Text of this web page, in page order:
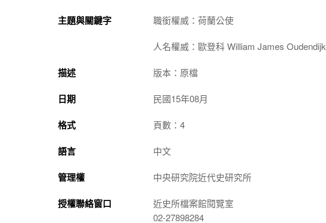
主題與關鍵字 職銜權威：荷蘭公使
人名權威：歐登科 William James Oudendijk
描述 版本：原檔
日期 民國15年08月
格式 頁數：4
語言 中文
管理權 中央研究院近代史研究所
授權聯絡窗口
近史所檔案館閱覽室
02-27898284